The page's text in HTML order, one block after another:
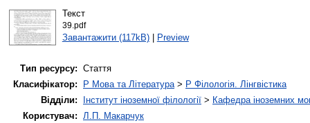
Текст
39.pdf
Завантажити (117kB)| Preview
Тип ресурсу: Стаття
Класифікатор:
P Мова та Література> P Філологія. Лінгвістика
Відділи:
Інститут іноземної філології > Кафедра іноземних
Користувач: Л.П. Макарчук